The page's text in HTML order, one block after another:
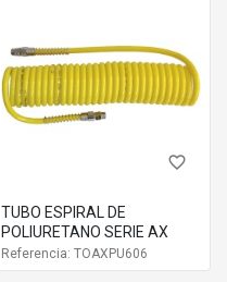
favorite_border
TUBO ESPIRAL DE
POLIURETANO SERIE AX
Referencia: TOAXPU606